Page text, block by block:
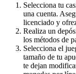
Selecciona tu
una cuenta.
licenciado y
Realiza un
los métodos de
Selecciona el
tamaño de tu
te dejan